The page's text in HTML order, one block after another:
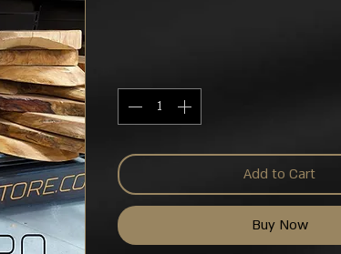
Add to Cart
Buy Now